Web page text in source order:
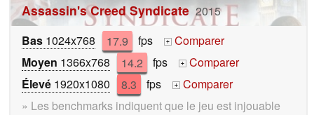
Assassin's Creed Syndicate 2015
Bas 1024x768 17.9 fps +
Comparer
Moyen 1366x768 14.2 fps +
Comparer
Élevé 1920x1080 8.3 fps +
Comparer
» Les benchmarks indiquent que le jeu est injouable